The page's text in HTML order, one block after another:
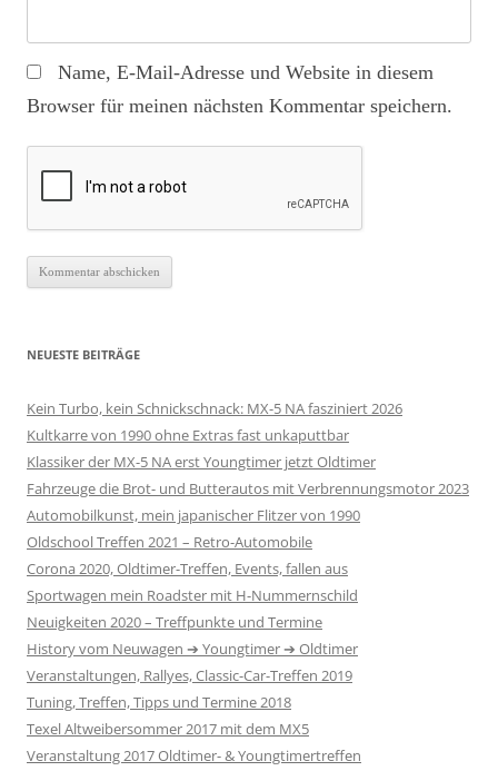
Name, E-Mail-Adresse und Website in diesem
Browser für meinen nächsten Kommentar speichern.
NEUESTE BEITRÄGE
Kein Turbo, kein Schnickschnack: MX-5 NA fasziniert 2026
Kultkarre von 1990 ohne Extras fast unkaputtbar
Klassiker der MX-5 NA erst Youngtimer jetzt Oldtimer
Fahrzeuge die Brot- und Butterautos mit Verbrennungsmotor 2023
Automobilkunst, mein japanischer Flitzer von 1990
Oldschool Treffen 2021 – Retro-Automobile
Corona 2020, Oldtimer-Treffen, Events, fallen aus
Sportwagen mein Roadster mit H-Nummernschild
Neuigkeiten 2020 – Treffpunkte und Termine
History vom Neuwagen ➔ Youngtimer ➔ Oldtimer
Veranstaltungen, Rallyes, Classic-Car-Treffen 2019
Tuning, Treffen, Tipps und Termine 2018
Texel Altweibersommer 2017 mit dem MX5
Veranstaltung 2017 Oldtimer- & Youngtimertreffen